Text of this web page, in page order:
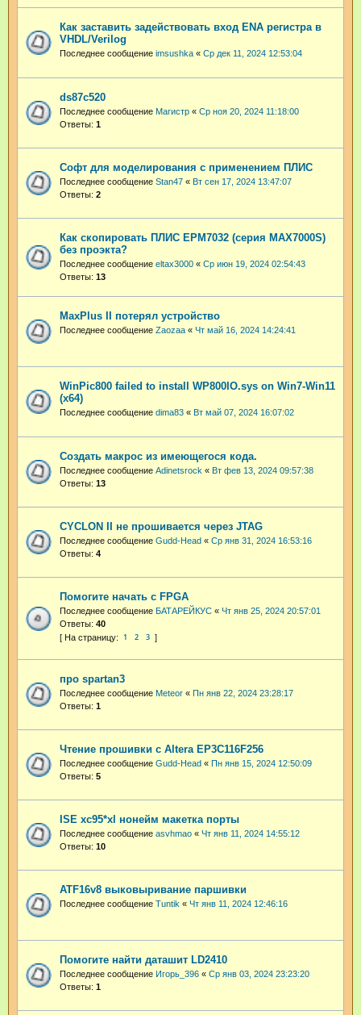
Как заставить задействовать вход ENA регистра в
VHDL/Verilog
Последнее сообщение imsushka « Ср дек 11, 2024 12:53:04
ds87c520
Последнее сообщение Магистр « Ср ноя 20, 2024 11:18:00
Ответы: 1
Софт для моделирования с применением ПЛИС
Последнее сообщение Stan47 « Вт сен 17, 2024 13:47:07
Ответы: 2
Как скопировать ПЛИС EPM7032 (серия MAX7000S)
без проэкта?
Последнее сообщение eltax3000 « Ср июн 19, 2024 02:54:43
Ответы: 13
MaxPlus II потерял устройство
Последнее сообщение Zaozaa « Чт май 16, 2024 14:24:41
WinPic800 failed to install WP800IO.sys on Win7-Win11
(x64)
Последнее сообщение dima83 « Вт май 07, 2024 16:07:02
Создать макрос из имеющегося кода.
Последнее сообщение Adinetsrock « Вт фев 13, 2024 09:57:38
Ответы: 13
CYCLON II не прошивается через JTAG
Последнее сообщение Gudd-Head « Ср янв 31, 2024 16:53:16
Ответы: 4
Помогите начать с FPGA
Последнее сообщение БАТАРЕЙКУС « Чт янв 25, 2024 20:57:01
Ответы: 40
1 2 3
про spartan3
Последнее сообщение Meteor « Пн янв 22, 2024 23:28:17
Ответы: 1
Чтение прошивки с Altera EP3C116F256
Последнее сообщение Gudd-Head « Пн янв 15, 2024 12:50:09
Ответы: 5
ISE xc95*xl нонейм макетка порты
Последнее сообщение asvhmao « Чт янв 11, 2024 14:55:12
Ответы: 10
ATF16v8 выковыривание паршивки
Последнее сообщение Tuntik « Чт янв 11, 2024 12:46:16
Помогите найти даташит LD2410
Последнее сообщение Игорь_396 « Ср янв 03, 2024 23:23:20
Ответы: 1